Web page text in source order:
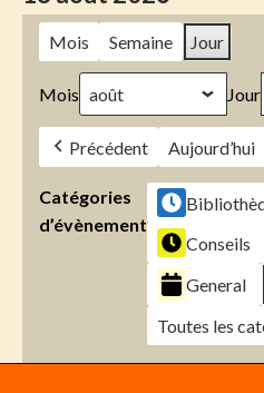
Mois Semaine Jour
Mois Jour
Précédent Aujourd’hui
Catégories
d’évènement
Conseils
General
Toutes les